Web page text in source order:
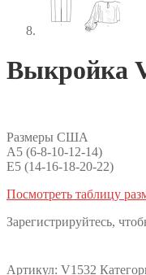
Выкройка
Размеры США
A5 (6-8-10-12-14)
E5 (14-16-18-20-22)
Посмотреть таблицу
Зарегистрируйтесь,
Артикул: V1532